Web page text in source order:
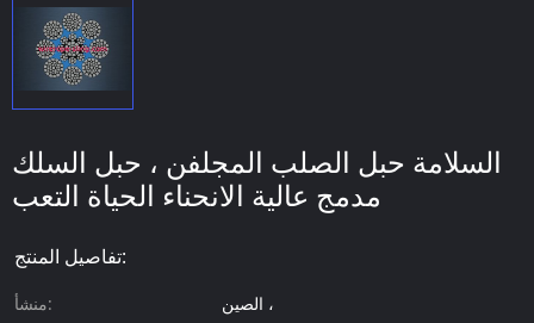
السلامة حبل الصلب المجلفن ، حبل السلك
مدمج عالية الانحناء الحياة التعب
تفاصيل المنتج:
منشأ:
الصين ،